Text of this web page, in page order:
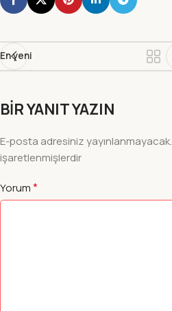
En yeni
BIR YANIT YAZIN
E-posta adresiniz yayınlanmayacak.
işaretlenmişlerdir
Yorum*